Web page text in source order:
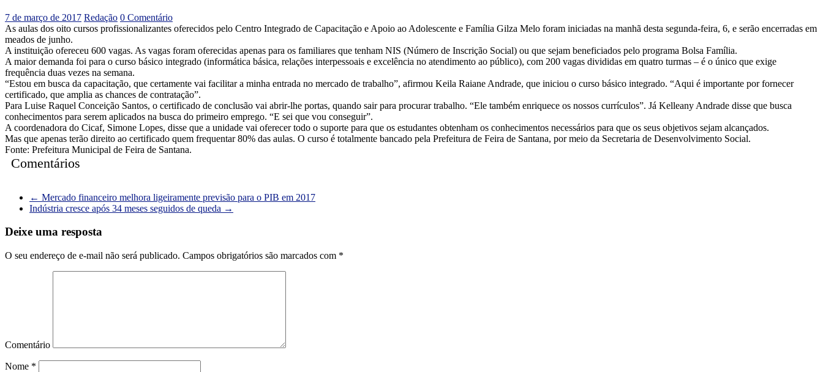
7 de março de 2017 Redação 0 Comentário
As aulas dos oito cursos profissionalizantes oferecidos pelo Centro Integrado de Capacitação e Apoio ao Adolescente e Família Gilza Melo foram iniciadas na manhã desta segunda-feira, 6, e serão encerradas em
meados de junho.
A instituição ofereceu 600 vagas. As vagas foram oferecidas apenas para os familiares que tenham NIS (Número de Inscrição Social) ou que sejam beneficiados pelo programa Bolsa Família.
A maior demanda foi para o curso básico integrado (informática básica, relações interpessoais e excelência no atendimento ao público), com 200 vagas divididas em quatro turmas – é o único que exige
frequência duas vezes na semana.
“Estou em busca da capacitação, que certamente vai facilitar a minha entrada no mercado de trabalho”, afirmou Keila Raiane Andrade, que iniciou o curso básico integrado. “Aqui é importante por fornecer
certificado, que amplia as chances de contratação”.
Para Luise Raquel Conceição Santos, o certificado de conclusão vai abrir-lhe portas, quando sair para procurar trabalho. “Ele também enriquece os nossos currículos”. Já Kelleany Andrade disse que busca
conhecimentos para serem aplicados na busca do primeiro emprego. “E sei que vou conseguir”.
A coordenadora do Cicaf, Simone Lopes, disse que a unidade vai oferecer todo o suporte para que os estudantes obtenham os conhecimentos necessários para que os seus objetivos sejam alcançados.
Mas que apenas terão direito ao certificado quem frequentar 80% das aulas. O curso é totalmente bancado pela Prefeitura de Feira de Santana, por meio da Secretaria de Desenvolvimento Social.
Fonte: Prefeitura Municipal de Feira de Santana.
Comentários
← Mercado financeiro melhora ligeiramente previsão para o PIB em 2017
Indústria cresce após 34 meses seguidos de queda →
Deixe uma resposta
O seu endereço de e-mail não será publicado. Campos obrigatórios são marcados com *
Comentário
Nome *